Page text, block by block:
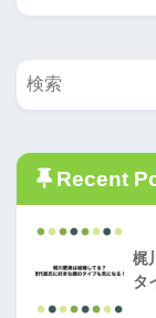
Recent
梶
タ